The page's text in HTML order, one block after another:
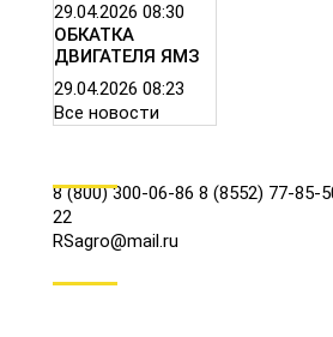
29.04.2026 08:30
ОБКАТКА
ДВИГАТЕЛЯ ЯМЗ
29.04.2026 08:23
Все новости
8 (800) 300-06-86 8 (8552) 77-85-
22
RSagro@mail.ru